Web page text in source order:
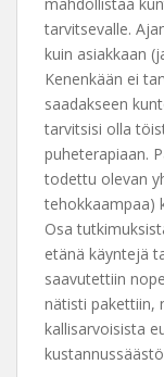
tarvitsevalle.
kuin asiakkaan
Kenenkään ei
saadakseen
tarvitsisi olla
puheterapiaan.
todettu olevan
tehokkaampaa)
Osa
etänä käyntejä
saavutettiin
nätisti pakettiin,
kallisarvoisista